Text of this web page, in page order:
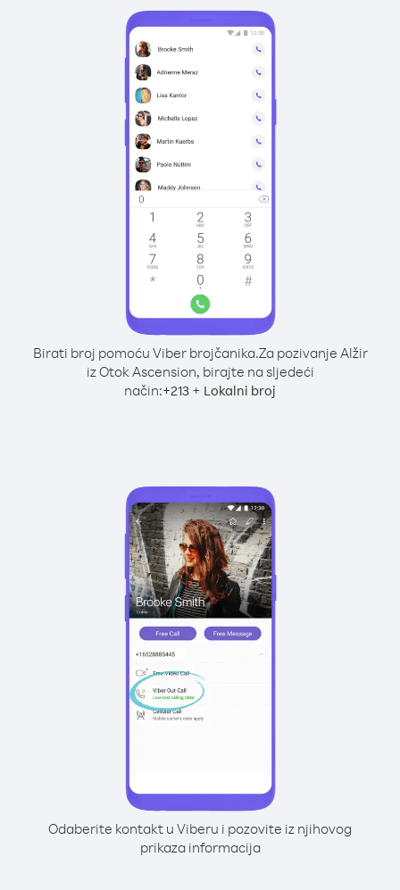
Birati broj pomoću Viber brojčanika.Za pozivanje Alžir
iz Otok Ascension, birajte na sljedeći
način:+213 + Lokalni broj
Odaberite kontakt u Viberu i pozovite iz njihovog
prikaza informacija